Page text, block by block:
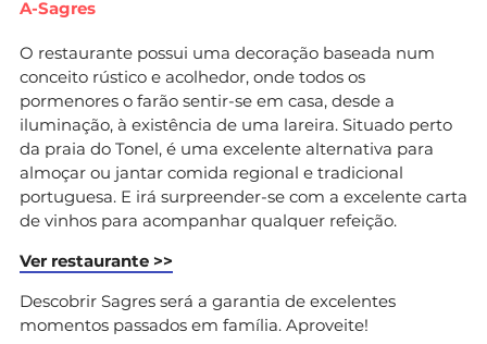
A-Sagres
O restaurante possui uma decoração baseada num
conceito rústico e acolhedor, onde todos os
pormenores o farão sentir-se em casa, desde a
iluminação, à existência de uma lareira. Situado perto
da praia do Tonel, é uma excelente alternativa para
almoçar ou jantar comida regional e tradicional
portuguesa. E irá surpreender-se com a excelente carta
de vinhos para acompanhar qualquer refeição.
Ver restaurante >>
Descobrir Sagres será a garantia de excelentes
momentos passados em família. Aproveite!